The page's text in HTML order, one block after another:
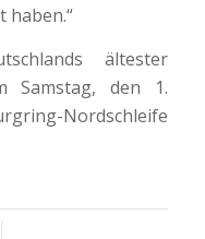
haben.“
ältester
Samstag, den 1.
Nordschleife